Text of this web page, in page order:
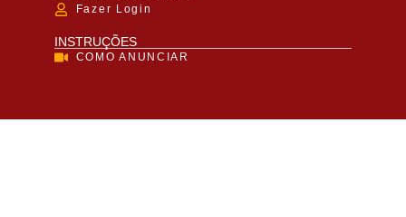
Fazer Login
INSTRUÇÕES
COMO ANUNCIAR